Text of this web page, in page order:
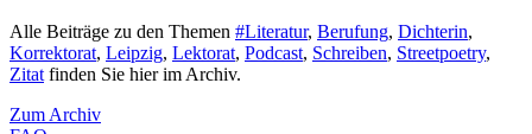
Alle Beiträge zu den Themen #Literatur, Berufung, Dichterin,
Korrektorat, Leipzig, Lektorat, Podcast, Schreiben, Streetpoetry,
Zitatfinden Sie hier im Archiv.
Zum Archiv